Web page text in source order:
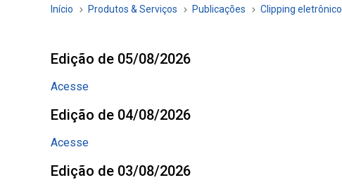
Início Produtos & Serviços Publicações Clipping eletrônico
Edição de 05/08/2026
Acesse
Edição de 04/08/2026
Acesse
Edição de 03/08/2026